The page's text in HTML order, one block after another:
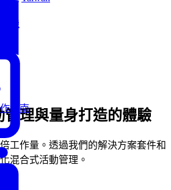
機
指南理與量身打造的體驗
工作量。透過我們的解決方案套件和
混合式活動管理。